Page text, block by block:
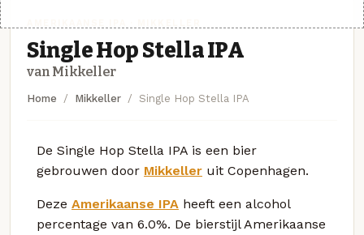
Single Hop Stella IPA
van Mikkeller
Home Mikkeller Single Hop Stella IPA
De Single Hop Stella IPA is een bier
gebrouwen door Mikkeller uit Copenhagen.
Deze Amerikaanse IPA heeft een alcohol
percentage van 6.0%. De bierstijl Amerikaanse